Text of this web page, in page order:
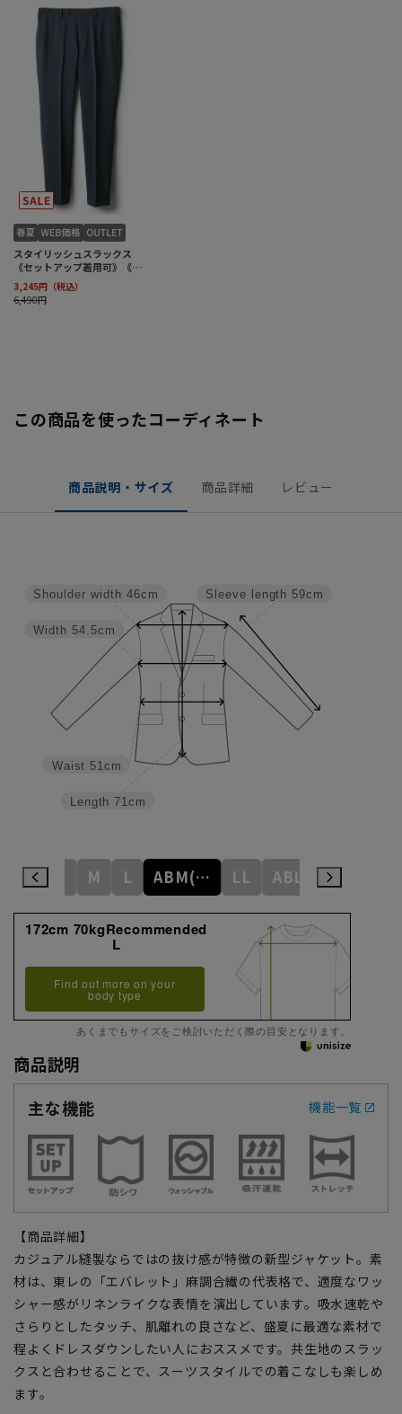
この商品を使ったコーディネート
商品説明・サイズ 商品詳細 レビュー
Sleeve length 59cm
Length 71cm
Waist 51cm
Width 54.5cm
Shoulder width 46cm
M L ABM(WideM) LL
172cm 70kgRecommended
L
Find out more on your
body type
あくまでもサイズをご検討いただく際の目安となります。
商品説明
主な機能
機能一覧
【商品詳細】
カジュアル縫製ならではの抜け感が特徴の新型ジャケット。素
材は、東レの「エバレット」麻調合繊の代表格で、適度なワッ
シャー感がリネンライクな表情を演出しています。吸水速乾や
さらりとしたタッチ、肌離れの良さなど、盛夏に最適な素材で
程よくドレスダウンしたい人におススメです。共生地のスラッ
クスと合わせることで、スーツスタイルでの着こなしも楽しめ
ます。